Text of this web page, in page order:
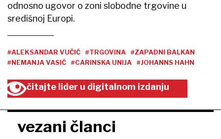
odnosno ugovor o zoni slobodne trgovine u
središnoj Europi.
#ALEKSANDAR VUČIĆ #TRGOVINA
#ZAPADNI BALKAN
#NEMANJA VASIĆ
#CARINSKA UNIJA #JOHANNS HAHN
čitajte lider u digitalnom izdanju
vezani članci